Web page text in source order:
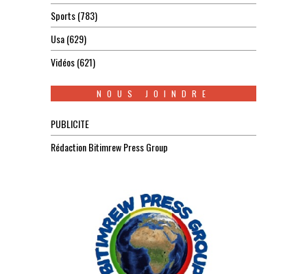
Sports(783)
Usa(629)
Vidéos(621)
NOUS JOINDRE
PUBLICITE
Rédaction Bitimrew Press Group